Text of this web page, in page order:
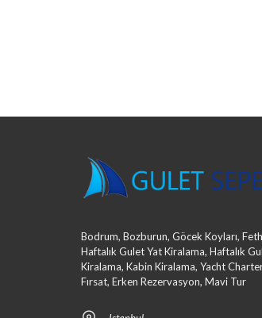
Bodrum, Bozburun, Göcek Koyları,
Haftalık Gulet Yat Kiralama, Haftalık
Kiralama, Kabin Kiralama, Yacht
Fırsat, Erken Rezervasyon, Mavi Tur